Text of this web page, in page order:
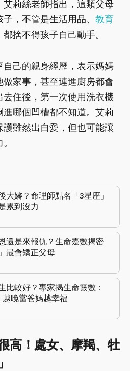
莉絲老師指出，這類父母
，不管是生活用品、 教育
捨不得孩子自己動手。
己的親身經歷，表示媽媽
家事，甚至連進廚房都會
住後，第一次使用洗衣機
哪個凹槽都不知道。艾莉
雖然出自愛，但也可能讓
大嬸？命理師點名「3星座」
累到沒力
還是來報仇？生命靈數揭密
最會矯正父母
比較好？專家揭生命靈數：
越晚當爸媽越幸福
高！處女、摩羯、牡